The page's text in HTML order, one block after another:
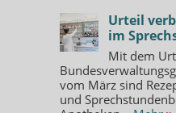
Urteil
im
Mit dem
vom März sind
und